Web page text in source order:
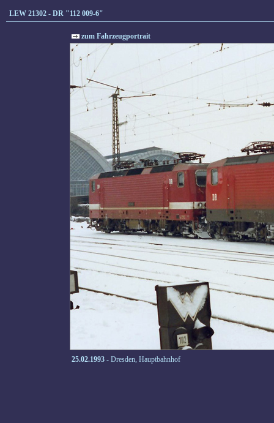
LEW 21302 - DR "112 009-6"
zum Fahrzeugportrait
25.02.1993 - Dresden, Hauptbahnhof